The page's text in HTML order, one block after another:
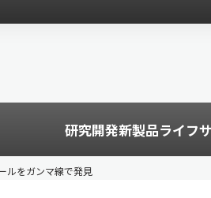
研究開発新製品ライフ
ルをガンマ線で発見